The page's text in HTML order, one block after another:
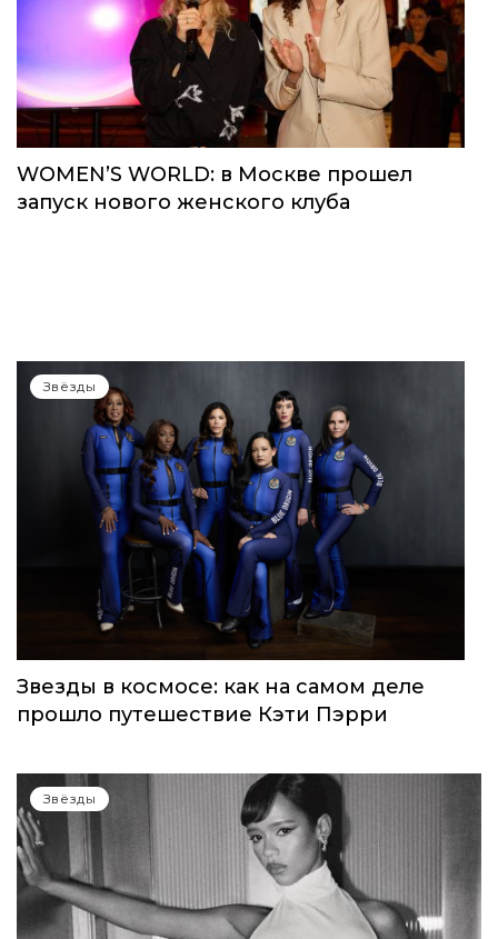
WOMEN’S WORLD: в Москве прошел
запуск нового женского клуба
Звёзды
Звезды в космосе: как на самом деле
прошло путешествие Кэти Пэрри
Звёзды